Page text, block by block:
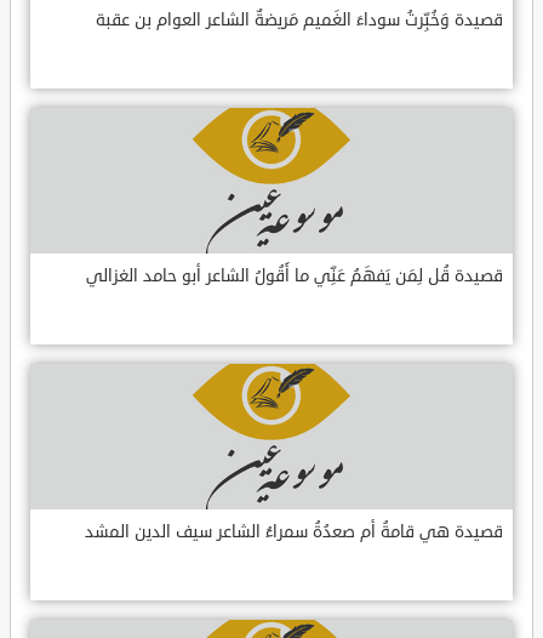
قصيدة وَخُبِّرتُ سوداءَ الغَميم مَريضةٌ الشاعر العوام بن عقبة
قصيدة قُل لِمَن يَفهَمُ عَنِّي ما أَقُولُ الشاعر أبو حامد الغزالي
قصيدة هي قامةُ أم صعدُةُ سمراءُ الشاعر سيف الدين المشد